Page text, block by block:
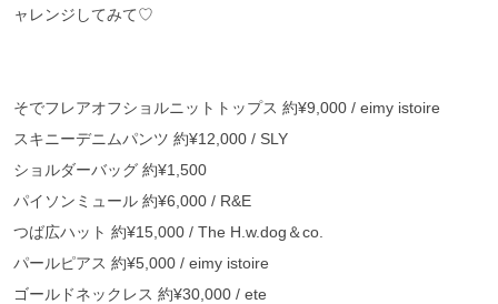
ャレンジしてみて♡
そでフレアオフショルニットトップス 約¥9,000 / eimy istoire
スキニーデニムパンツ 約¥12,000 / SLY
ショルダーバッグ 約¥1,500
パイソンミュール 約¥6,000 / R&E
つば広ハット 約¥15,000 / The H.w.dog＆co.
パールピアス 約¥5,000 / eimy istoire
ゴールドネックレス 約¥30,000 / ete